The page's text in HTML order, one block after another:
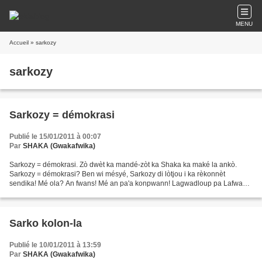
MENU
Accueil » sarkozy
sarkozy
Sarkozy = démokrasi
Publié le 15/01/2011 à 00:07
Par SHAKA (Gwakafwika)
Sarkozy = démokrasi. Zò dwèt ka mandé-zòt ka Shaka ka maké la ankò.
Sarkozy = démokrasi? Ben wi mésyé, Sarkozy di lòtjou i ka rèkonnèt
sendika! Mé ola? An fwans! Mé an pa'a konpwann! Lagwadloup pa Lafwans
Sarko kolon-la
Publié le 10/01/2011 à 13:59
Par SHAKA (Gwakafwika)